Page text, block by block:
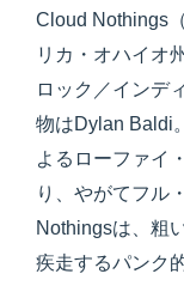
Cloud Nothings
リカ・オハイオ
ロック／インデ
物はDylan Baldi
よるローファイ
り、やがてフル
Nothingsは、粗
疾走するパンク